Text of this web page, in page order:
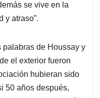
se vive en la
y atraso”.
palabras de Houssay y
el exterior fueron
hubieran sido
50 años después,